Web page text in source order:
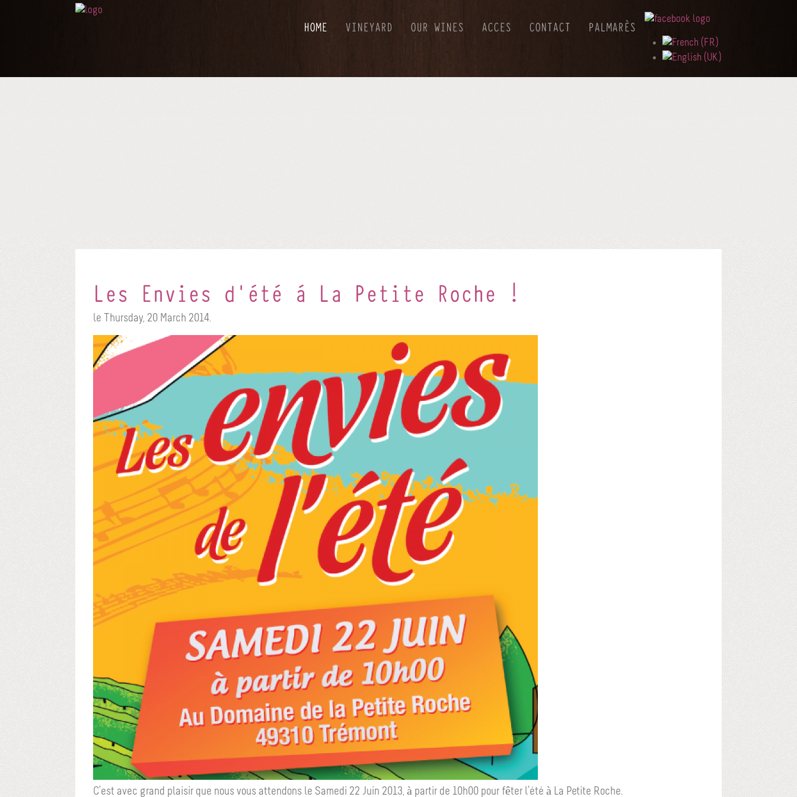
HOME VINEYARD OUR WINES ACCES CONTACT PALMARÈS
Les Envies d’été à La Petite Roche !
le Thursday, 20 March 2014.
C’est avec grand plaisir que nous vous attendons le Samedi 22 Juin 2013, à partir de 10h00 pour fêter l’été à La Petite Roche.